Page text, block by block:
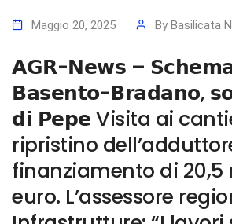
Maggio 20, 2025 By Basilicata
𝗔𝗚𝗥-𝗡𝗲𝘄𝘀 – 𝗦𝗰𝗵𝗲𝗺𝗮
𝗕𝗮𝘀𝗲𝗻𝘁𝗼-𝗕𝗿𝗮𝗱𝗮𝗻𝗼,
𝗱𝗶 𝗣𝗲𝗽𝗲 Visita ai
ripristino
finanziamento di 20,5
euro. L’assessore